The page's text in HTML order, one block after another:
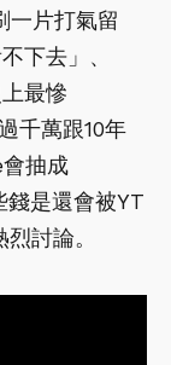
一片打氣留
下去」、
最慘
千萬跟10年
抽成
錢是還會被YT
討論。